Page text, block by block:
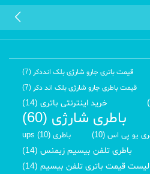
قیمت باتری جارو شارژی بلک انددکر (7)
قیمت باطری جارو شارژی بلک اند دکر (7)
خرید اینترنتی باتری (14)
باطری شارژی (60)
یو پی اس (10) باطری ups (10)
باطری تلفن بیسیم زیمنس (14)
لیست قیمت باتری تلفن بیسیم (14)